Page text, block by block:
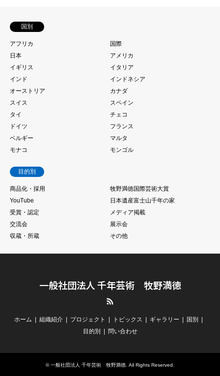
国別
アフリカ
国際
日本
アメリカ
イギリス
イタリア
インド
インドネシア
オーストリア
カナダ
スイス
スペイン
タイ
チェコ
ドイツ
フランス
ベルギー
マルタ
モナコ
モンゴル
目的別
商品化・採用
牧野満徳国際芸術大賞
YouTube
日本遺産富士山千年の家
受賞・認定
メディア掲載
交流会
展示会
収蔵・所蔵
その他
一般社団法人 千年芸術 牧野満徳
ホーム 組織紹介 プロジェクト トピックス ギャラリー
国別
目的別
問い合わせ
©一般社団法人 千年芸術 牧野満徳 . All Rights Reserved.